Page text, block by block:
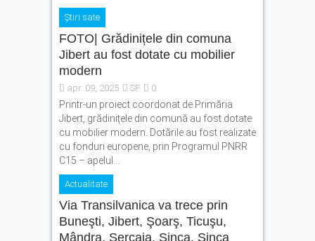
Știri sate
FOTO| Grădinițele din comuna
Jibert au fost dotate cu mobilier
modern
apr. 09, 2025 SF 0
Printr-un proiect coordonat de Primăria
Jibert, grădinițele din comună au fost dotate
cu mobilier modern. Dotările au fost realizate
cu fonduri europene, prin Programul PNRR
C15 – apelul...
Actualitate
Via Transilvanica va trece prin
Buneşti, Jibert, Şoarş, Ticuşu,
Mândra, Şercaia, Şinca, Şinca